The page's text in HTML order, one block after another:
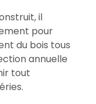
il
pour
du bois tous
annuelle
tout